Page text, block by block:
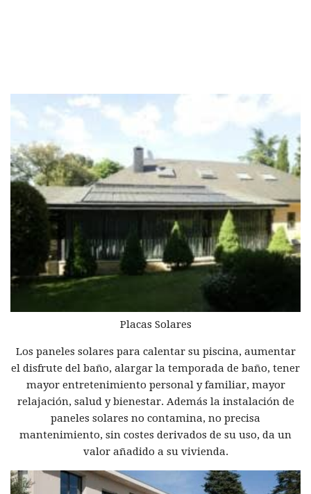
Placas Solares
Los paneles solares para calentar su piscina, aumentar
el disfrute del baño, alargar la temporada de baño, tener
mayor entretenimiento personal y familiar, mayor
relajación, salud y bienestar. Además la instalación de
paneles solares no contamina, no precisa
mantenimiento, sin costes derivados de su uso, da un
valor añadido a su vivienda.